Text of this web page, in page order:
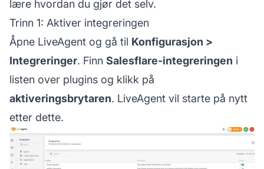
lære hvordan du gjør det selv.
Trinn 1: Aktiver integreringen
Åpne LiveAgent og gå til Konfigurasjon >
Integreringer. Finn Salesflare-integreringen i
listen over plugins og klikk på
aktiveringsbrytaren. LiveAgent vil starte på nytt
etter dette.